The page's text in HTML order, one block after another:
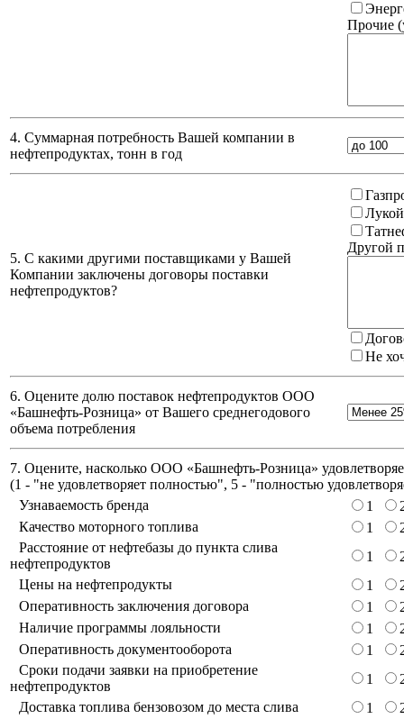
Прочие
4. Суммарная потребность Вашей компании в
нефтепродуктах, тонн в год
5. С какими другими поставщиками у Вашей
Компании заключены договоры поставки
нефтепродуктов?
Другой
Не
6. Оцените долю поставок нефтепродуктов ООО
«Башнефть-Розница» от Вашего среднегодового
объема потребления
7. Оцените, насколько ООО «Башнефть-Розница»
(1 - "не удовлетворяет полностью", 5 - "полностью
Узнаваемость бренда
1
Качество моторного топлива
1
Расстояние от нефтебазы до пункта слива
нефтепродуктов
1
Цены на нефтепродукты
1
Оперативность заключения договора
1
Наличие программы лояльности
1
Оперативность документооборота
1
Сроки подачи заявки на приобретение
нефтепродуктов
1
Доставка топлива бензовозом до места слива
1